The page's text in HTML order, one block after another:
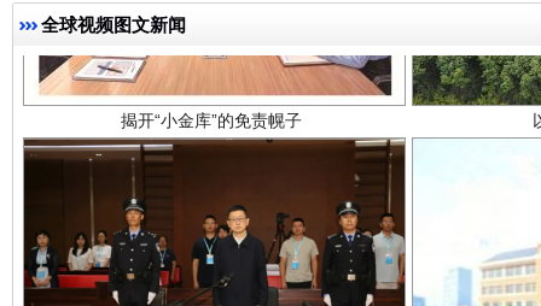
全球视频图文新闻
受贿1.44亿！段成刚被判无期 从幼